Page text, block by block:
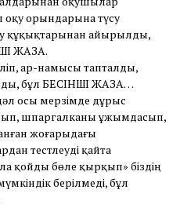
оқу орындарына түсу
құқықтарынан айырылды,
ЖАЗА.
ар-намысы тапталды,
бұл БЕСІНШІ ЖАЗА…
осы мерзімде дұрыс
шпаргалканы ұжымдасып,
жоғарыдағы
тестлеуді қайта
қойды бөле қырқып» біздің
берілмеді, бұл